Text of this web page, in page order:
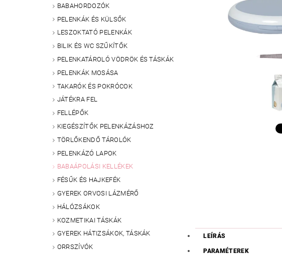
BABAHORDOZÓK
PELENKÁK ÉS KÜLSŐK
LESZOKTATÓ PELENKÁK
BILIK ÉS WC SZŰKÍTŐK
PELENKATÁROLÓ VÖDRÖK ÉS TÁSKÁK
PELENKÁK MOSÁSA
TAKARÓK ÉS POKRÓCOK
JÁTÉKRA FEL
FELLÉPŐK
KIEGÉSZÍTŐK PELENKÁZÁSHOZ
TÖRLŐKENDŐ TÁROLÓK
PELENKÁZÓ LAPOK
BABAÁPOLÁSI KELLÉKEK
FÉSŰK ÉS HAJKEFÉK
GYEREK ORVOSI LÁZMÉRŐ
HÁLÓZSÁKOK
KOZMETIKAI TÁSKÁK
GYEREK HÁTIZSÁKOK, TÁSKÁK
ORRSZÍVÓK
LEÍRÁS
PARAMÉTEREK